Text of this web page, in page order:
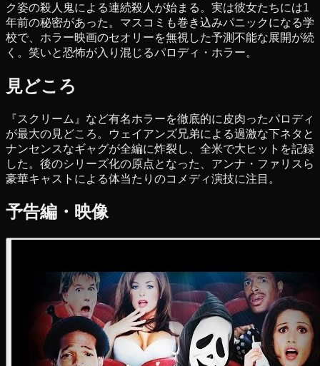
ク姿の殺人鬼による連続殺人が始まる。実は彼女たちには1
年前の秘密があった。マスコミも巻き込みパニックになる学
校で、ホラー映画のセオリーを無視した予測不能な展開が続
く。笑いと恐怖が入り混じるパロディ・ホラー。
見どころ
『スクリーム』など有名ホラーを徹底的に皮肉ったパロディ
が最大の見どころ。ウェイアンズ兄弟による過激な下ネタと
ナンセンスなギャグが全編に炸裂し、全米で大ヒットを記録
した。後のシリーズ化の原点となった、アンナ・ファリスら
豪華キャストによる体当たりのコメディ演技に注目。
予告編・映像